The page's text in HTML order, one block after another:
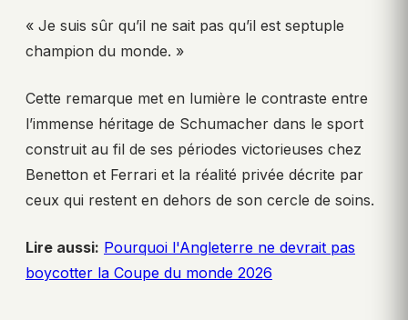
« Je suis sûr qu’il ne sait pas qu’il est septuple
champion du monde. »
Cette remarque met en lumière le contraste entre
l’immense héritage de Schumacher dans le sport
construit au fil de ses périodes victorieuses chez
Benetton et Ferrari et la réalité privée décrite par
ceux qui restent en dehors de son cercle de soins.
Lire aussi: Pourquoi l'Angleterre ne devrait pas
boycotter la Coupe du monde 2026